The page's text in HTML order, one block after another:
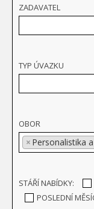
ZADAVATEL
TYP ÚVAZKU
OBOR
× Personalistika
STÁŘÍ NABÍDKY:
POSLEDNÍ